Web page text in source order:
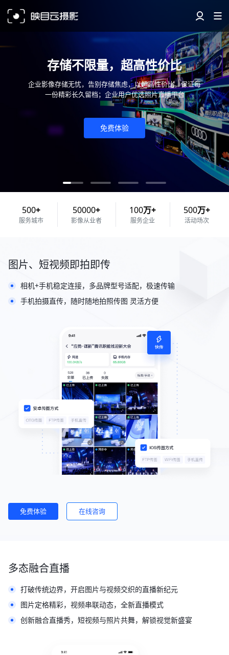
存储不限量，超高性价比
企业影像存储无忧，告别存储焦虑，以超高性价比，保证每
一份精彩长久留档；企业用户优选照片直播平台
免费体验
500+
服务城市
50000+
影像从业者
100万+
服务企业
500万+
活动场次
图片、短视频即拍即传
相机+手机稳定连接，多品牌型号适配，极速传输
手机拍摄直传，随时随地拍照传图 灵活方便
免费体验 在线咨询
多态融合直播
打破传统边界，开启图片与视频交织的直播新纪元
图片定格精彩，视频串联动态，全新直播模式
创新融合直播秀，短视频与照片共舞，解锁视觉新盛宴